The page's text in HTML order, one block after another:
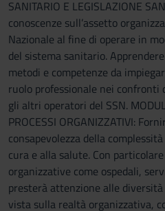
SANITARIO E LEGISLAZIONE
conoscenze sull’assetto
Nazionale al fine di operare in
del sistema sanitario.
metodi e competenze da
ruolo professionale nei
gli altri operatori del SSN.
PROCESSI ORGANIZZATIVI:
consapevolezza della
cura e alla salute. Con
organizzative come ospedali,
presterà attenzione alle
vista sulla realtà organizzativa,